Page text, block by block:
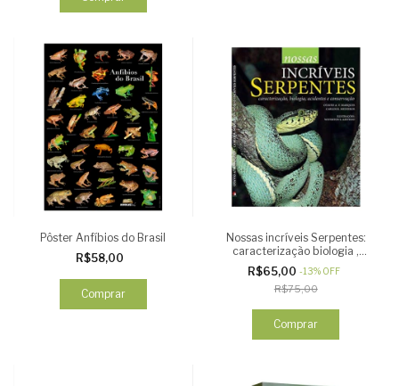
Pôster Anfíbios do Brasil
R$58,00
Comprar
Nossas incríveis Serpentes:
caracterização biologia ,
acidentes e conservação
R$65,00-13% OFF
R$75,00